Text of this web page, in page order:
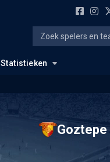
Statistieken
Goztepe